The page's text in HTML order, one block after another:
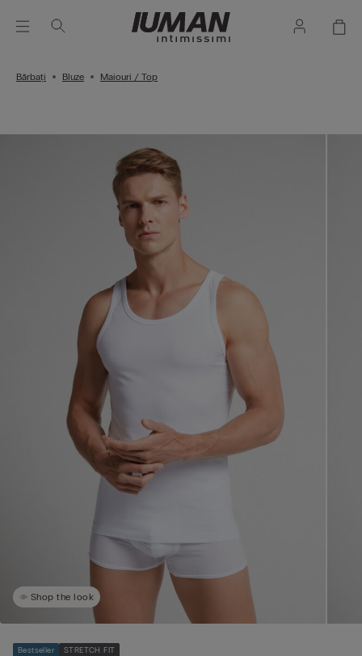
Bărbați Bluze Maiouri / Top
Shop the look
Bestseller STRETCH FIT